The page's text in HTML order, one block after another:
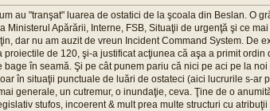
au "tranşat" luarea de ostatici de la şcoala din Beslan. O
Ministerul Apărării, Interne, FSB, Situaţii de urgenţă şi ce
dar nu am auzit de vreun Incident Command System. De
proiectile de 120, şi-a justificat acţiunea că aşa a primit ordin
bage în seamă. Şi pe cât punem pariu că nici pe aci pe la
în situaţii punctuale de luări de ostateci (aici lucrurile s-ar
generale, un cutremur, o inundaţie, ceva. Ţine de o
stufos, incoerent & mult prea multe structuri cu